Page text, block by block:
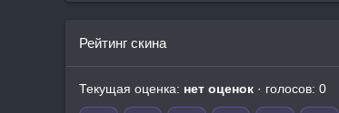
Рейтинг скина
Текущая оценка: нет оценок · голосов: 0